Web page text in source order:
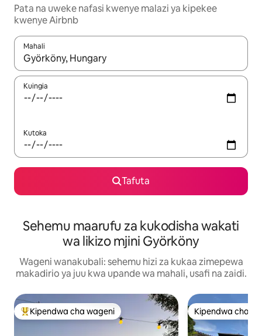
Pata na uweke nafasi kwenye malazi ya kipekee
kwenye Airbnb
Mahali
Wakati matokeo yanapatikana, vinjari kwa kutumia vitufe vya
Kuingia
Kutoka
Tafuta
Sehemu maarufu za kukodisha wakati
wa likizo mjini Györköny
Wageni wanakubali: sehemu hizi za kukaa zimepewa
makadirio ya juu kwa upande wa mahali, usafi na zaidi.
Kipendwa maarufu cha wageni
Kipendwa cha wageni Kipendwa cha
Kipendwa cha